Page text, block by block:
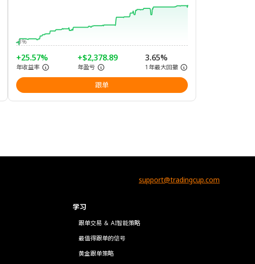
-3%
+25.57%
年收益率
+$2,378.89
年盈亏
3.65%
1年最大回撤
跟单
support@tradingcup.com
学习
跟单交易 ＆ AI智能策略
最值得跟单的信号
黄金跟单策略